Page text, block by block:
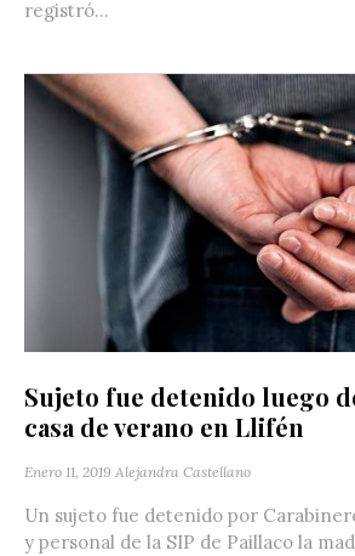
registró...
Sujeto fue detenido luego
casa de verano en Llifén
Enero 11, 2019 Alejandra Castellano
Un sujeto fue detenido por
y personal de la SIP de Paillaco la